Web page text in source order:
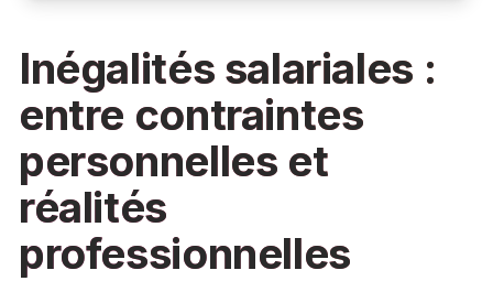
Inégalités salariales :
entre contraintes
personnelles et
réalités
professionnelles